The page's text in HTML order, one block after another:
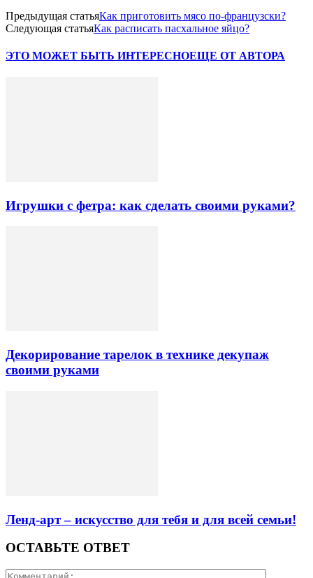
Предыдущая статьяКак приготовить мясо по-французски?
Следующая статьяКак расписать пасхальное яйцо?
ЭТО МОЖЕТ БЫТЬ ИНТЕРЕСНОЕЩЕ ОТ АВТОРА
Игрушки с фетра: как сделать своими руками?
Декорирование тарелок в технике декупаж
своими руками
Ленд-арт – искусство для тебя и для всей семьи!
ОСТАВЬТЕ ОТВЕТ